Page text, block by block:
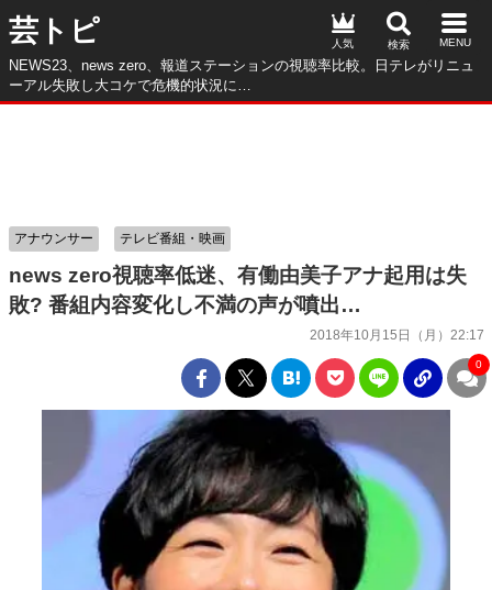
芸トピ
NEWS23、news zero、報道ステーションの視聴率比較。日テレがリニュ
ーアル失敗し大コケで危機的状況に…
人気
news zero視聴率低迷、有働由美子アナ起用は失
敗? 番組内容変化し不満の声が噴出…
2018年10月15日（月）22:17
アナウンサー テレビ番組・映画
0